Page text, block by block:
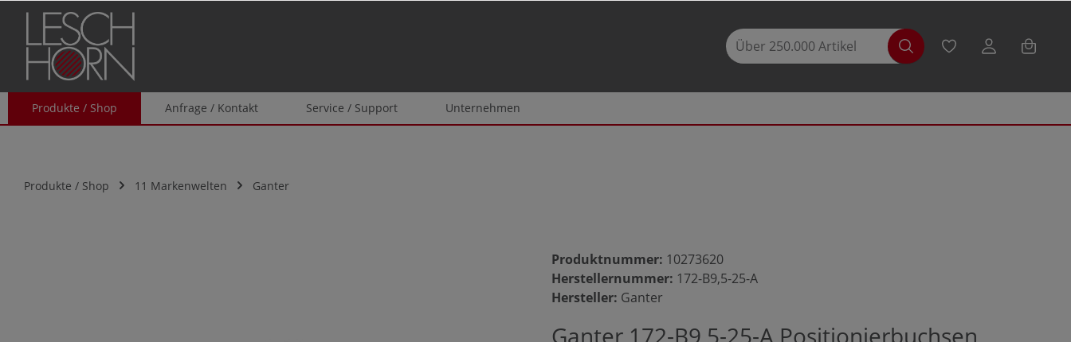
Zur Hauptnavigation springen
Produkte / Shop Anfrage / Kontakt Service / Support Unternehmen
Produkte / Shop 11 Markenwelten Ganter
Produktnummer: 10273620
Herstellernummer: 172-B9,5-25-A
Hersteller: Ganter
Ganter 172-B9,5-25-A Positionierbuchsen